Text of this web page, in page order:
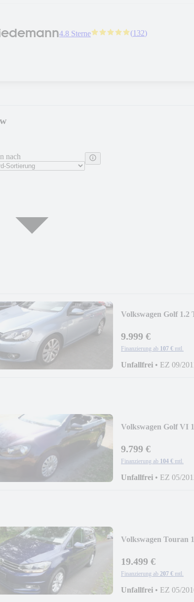
4.8 Sterne (132)
nach
Volkswagen Golf
9.999 €
Finanzierung ab 107 € mtl.
Unfallfrei • EZ 09/
Volkswagen Golf VI
9.799 €
Finanzierung ab 104 € mtl.
Unfallfrei • EZ 05/
Volkswagen Touran
19.499 €
Finanzierung ab 207 € mtl.
Unfallfrei • EZ 05/